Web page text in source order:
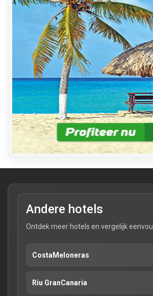
Andere hotels
Ontdek meer hotels en vergelijk
CostaMeloneras
Riu GranCanaria